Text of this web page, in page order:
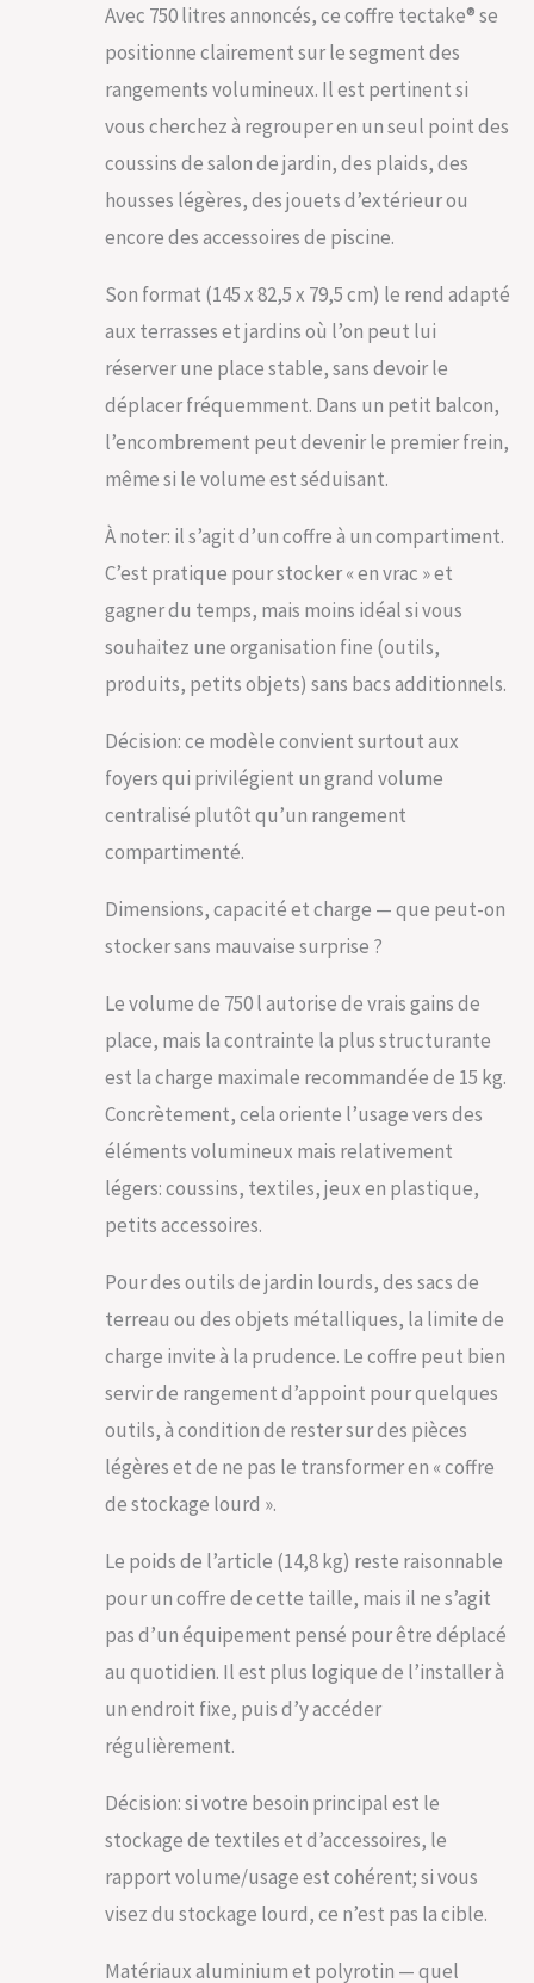
structure en résine
tressée de haute
résistante aux UV
assure non
esthétique raffinée
mais également
une facilité
d'entretien. Dites
dans votre jardin
ou sur votre
terrasse extérieure
! CONCEPTION
INGÉNIEUSE AVEC
D’UTILISATION :
Ouvrez et fermez
rangement
extérieur sans
effort grâce à son
couvercle équipé
de deux vérins à
gaz. La maniabilité
est renforcée par
facilitant le
déplacement au
espace extérieur.
garantit une
protection
supplémentaire
valeur, rendant ce
rangement aussi
pratique
ROBUSTESSE ET
DURABILITÉ SANS
COMPROMIS :
Construit sur une
sur des pieds
dotés d'embouts
de sol protecteurs
en plastique, ce
coffre de jardin XXL
promet une
stabilité et une
épreuve. Idéal pour
résiste aux
intempéries tout
en protégeant vos
affaires. Montage
simple et rapide, il
est l'allié parfait
pour les meubles
rangement et
extérieurs durable.
L’ÉLÉGANCE
RENCONTRE LA
FONCTIONNALITÉ :
meuble de
Avec 750 litres annoncés, ce coffre tectake® se
positionne clairement sur le segment des
rangements volumineux. Il est pertinent si
vous cherchez à regrouper en un seul point des
coussins de salon de jardin, des plaids, des
housses légères, des jouets d’extérieur ou
encore des accessoires de piscine.
Son format (145 x 82,5 x 79,5 cm) le rend adapté
aux terrasses et jardins où l’on peut lui
réserver une place stable, sans devoir le
déplacer fréquemment. Dans un petit balcon,
l’encombrement peut devenir le premier frein,
même si le volume est séduisant.
À noter: il s’agit d’un coffre à un compartiment.
C’est pratique pour stocker « en vrac » et
gagner du temps, mais moins idéal si vous
souhaitez une organisation fine (outils,
produits, petits objets) sans bacs additionnels.
Décision: ce modèle convient surtout aux
foyers qui privilégient un grand volume
centralisé plutôt qu’un rangement
compartimenté.
Dimensions, capacité et charge — que peut-on
stocker sans mauvaise surprise ?
Le volume de 750 l autorise de vrais gains de
place, mais la contrainte la plus structurante
est la charge maximale recommandée de 15 kg.
Concrètement, cela oriente l’usage vers des
éléments volumineux mais relativement
légers: coussins, textiles, jeux en plastique,
petits accessoires.
Pour des outils de jardin lourds, des sacs de
terreau ou des objets métalliques, la limite de
charge invite à la prudence. Le coffre peut bien
servir de rangement d’appoint pour quelques
outils, à condition de rester sur des pièces
légères et de ne pas le transformer en « coffre
de stockage lourd ».
Le poids de l’article (14,8 kg) reste raisonnable
pour un coffre de cette taille, mais il ne s’agit
pas d’un équipement pensé pour être déplacé
au quotidien. Il est plus logique de l’installer à
un endroit fixe, puis d’y accéder
régulièrement.
Décision: si votre besoin principal est le
stockage de textiles et d’accessoires, le
rapport volume/usage est cohérent; si vous
visez du stockage lourd, ce n’est pas la cible.
Matériaux aluminium et polyrotin — quel